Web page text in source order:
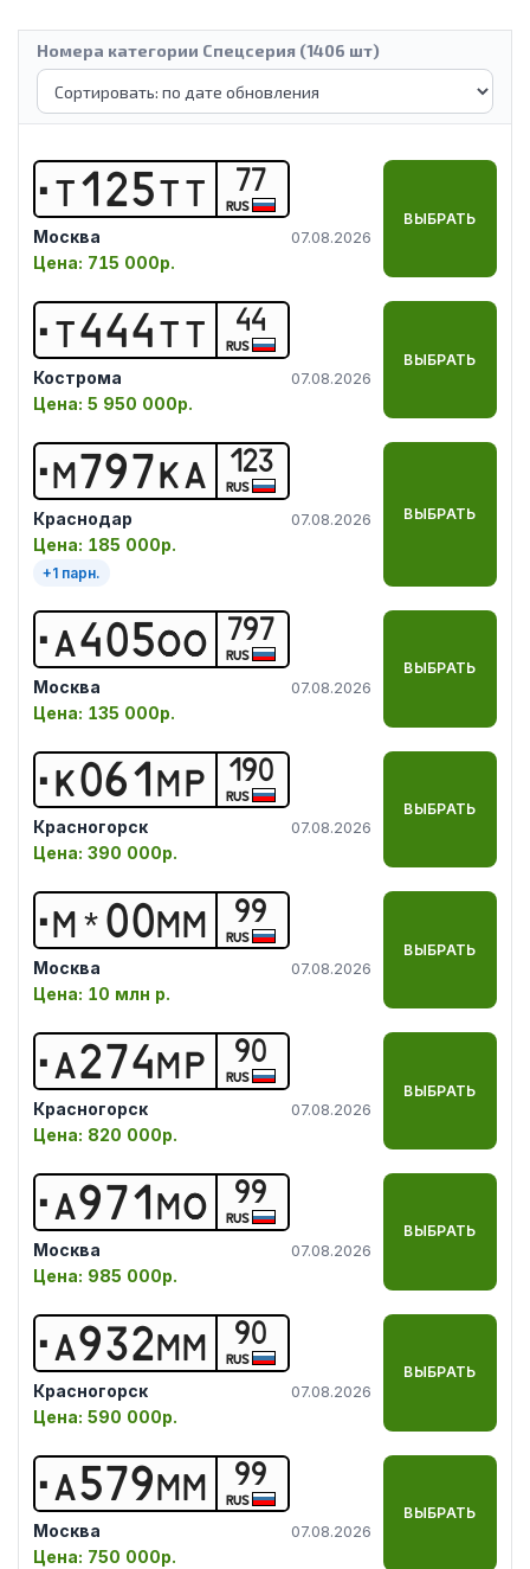
Номера категории Спецсерия (1406 шт)
Т1 25ТТ 77
RUS
Москва 07.08.2026
Цена: 715 000р.
ВЫБРАТЬ
К061 МР 190
RUS
Красногорск 07.08.2026
Цена: 390 000р.
ВЫБРАТЬ
А932ММ 90
RUS
Красногорск 07.08.2026
Цена: 590 000р.
ВЫБРАТЬ
Т444ТТ 44
RUS
Кострома 07.08.2026
Цена: 5 950 000р.
ВЫБРАТЬ
М * 00ММ 99
RUS
Москва 07.08.2026
Цена: 10 млн р.
ВЫБРАТЬ
А579ММ 99
RUS
Москва 07.08.2026
Цена: 750 000р.
ВЫБРАТЬ
М797К А 123
RUS
Краснодар 07.08.2026
Цена: 185 000р.
+1 парн.
ВЫБРАТЬ
А274МР 90
RUS
Красногорск 07.08.2026
Цена: 820 000р.
ВЫБРАТЬ
А405ОО 797
RUS
Москва 07.08.2026
Цена: 135 000р.
ВЫБРАТЬ
А971 МО 99
RUS
Москва 07.08.2026
Цена: 985 000р.
ВЫБРАТЬ